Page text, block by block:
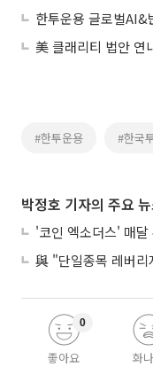
#한투운용 #한국
박정호 기자의 주요
'코인 엑소더스' 매
좋아요
0
화